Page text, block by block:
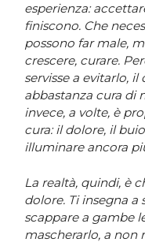
esperienza:
finiscono. Che
possono far male,
crescere, curare.
servisse a evitarlo,
abbastanza cura di
invece, a volte, è
cura: il dolore, il
illuminare ancora
La realtà, quindi, è
dolore. Ti insegna a
scappare a gambe
mascherarlo, a non